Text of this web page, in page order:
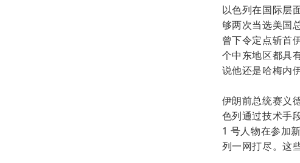
以色列在国际层
够两次当选美国
曾下令定点斩首
个中东地区都具
说他还是哈梅内
伊朗前总统赛义
色列通过技术手
1 号人物在参加
列一网打尽。这